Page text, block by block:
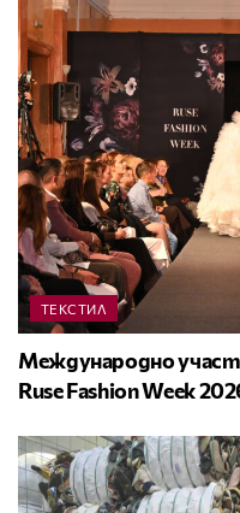
ТЕКСТИЛ
Международно
Ruse Fashion Week